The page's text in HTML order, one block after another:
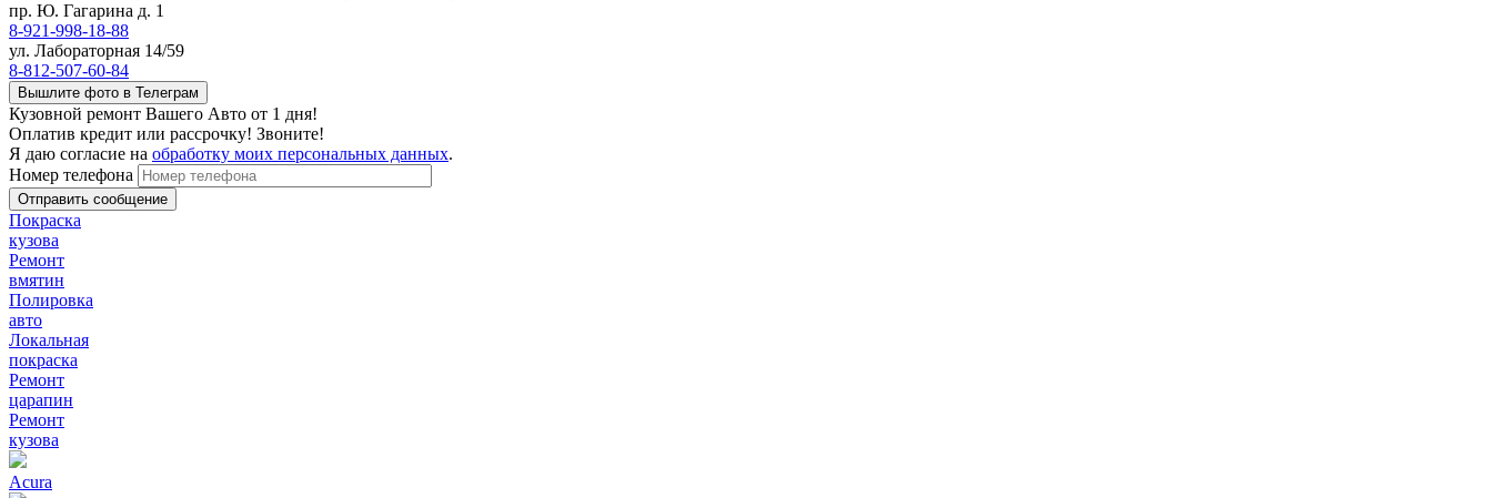
пр. Ю. Гагарина д. 1
8-921-998-18-88
ул. Лабораторная 14/59
8-812-507-60-84
Вышлите фото в Телеграм
Кузовной ремонт Вашего Авто от 1 дня!
Оплатив кредит или рассрочку! Звоните!
Я даю согласие на обработку моих персональных данных.
Номер телефона
Покраска
кузова
Ремонт
вмятин
Полировка
авто
Локальная
покраска
Ремонт
царапин
Ремонт
кузова
Acura